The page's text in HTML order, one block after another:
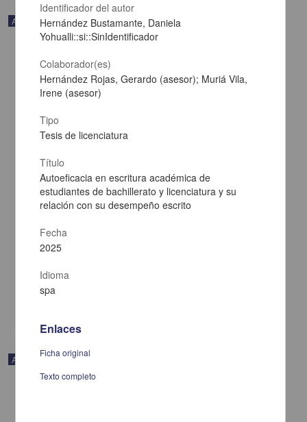
Artículo
método socrático como estrategia de aprendizaje
Andrade-Castellanos, Carlos Alberto; Cuevas-Álvarez, Leobardo;
2025-01-05
Artículo
Identificador del autor
Hernández Bustamante, Daniela
Yohualli::si::SinIdentificador
Colaborador(es)
Hernández Rojas, Gerardo (asesor); Muriá Vila,
Irene (asesor)
Tipo
Tesis de licenciatura
Título
Autoeficacia en escritura académica de
estudiantes de bachillerato y licenciatura y su
relación con su desempeño escrito
Fecha
2025
Idioma
spa
Enlaces
Ficha original
Texto completo